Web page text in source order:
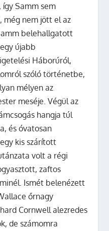
Samm sem
még nem jött el az
belehallgatott
újabb
Háborúról,
szóló történetbe,
mélyen az
meséje. Végül az
hangja túl
és óvatosan
kis szárított
volt a régi
zaftos
Ismét belenézett
őrnagy
Cornwell alezredes
de számomra